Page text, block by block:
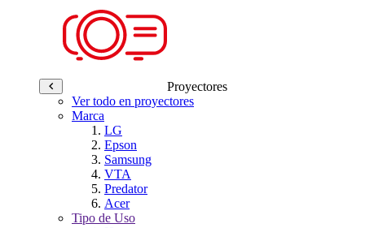
Proyectores
Ver todo en proyectores
Marca
LG
Epson
Samsung
VTA
Predator
Acer
Tipo de Uso